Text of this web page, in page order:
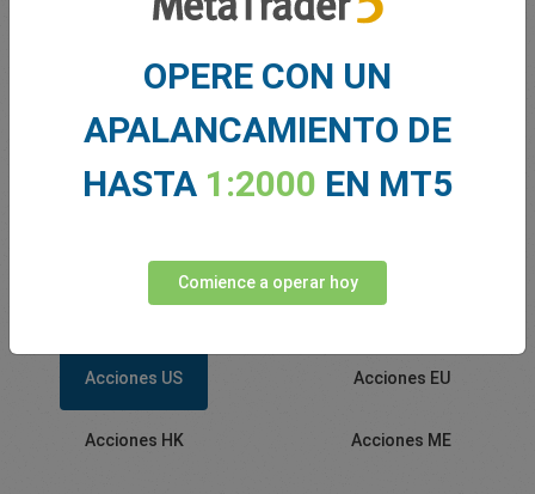
easyMarkets
Acciones US Acciones EU
Acciones HK Acciones ME
OPERE CON UN
APALANCAMIENTO DE
HASTA 1:2000 EN MT5
Comience a operar hoy